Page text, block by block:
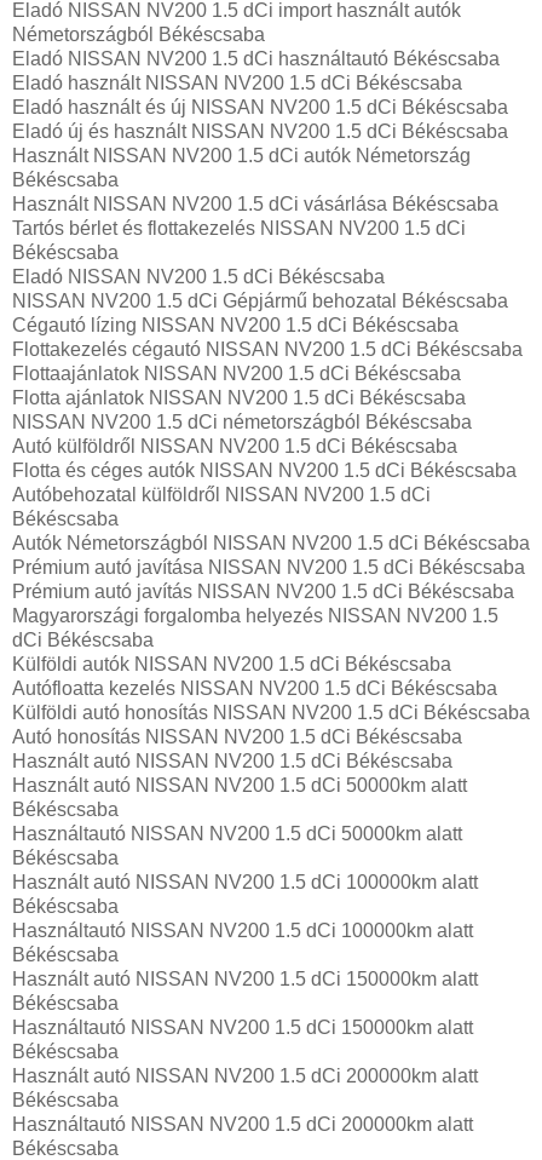
Eladó NISSAN NV200 1.5 dCi import használt autók
Németországból Békéscsaba
Eladó NISSAN NV200 1.5 dCi használtautó Békéscsaba
Eladó használt NISSAN NV200 1.5 dCi Békéscsaba
Eladó használt és új NISSAN NV200 1.5 dCi Békéscsaba
Eladó új és használt NISSAN NV200 1.5 dCi Békéscsaba
Használt NISSAN NV200 1.5 dCi autók Németország
Békéscsaba
Használt NISSAN NV200 1.5 dCi vásárlása Békéscsaba
Tartós bérlet és flottakezelés NISSAN NV200 1.5 dCi
Békéscsaba
Eladó NISSAN NV200 1.5 dCi Békéscsaba
NISSAN NV200 1.5 dCi Gépjármű behozatal‎ Békéscsaba
Cégautó lízing NISSAN NV200 1.5 dCi Békéscsaba
Flottakezelés cégautó NISSAN NV200 1.5 dCi Békéscsaba
Flottaajánlatok NISSAN NV200 1.5 dCi Békéscsaba
Flotta ajánlatok NISSAN NV200 1.5 dCi Békéscsaba
NISSAN NV200 1.5 dCi németországból Békéscsaba
Autó külföldről NISSAN NV200 1.5 dCi Békéscsaba
Flotta és céges autók NISSAN NV200 1.5 dCi Békéscsaba
Autóbehozatal külföldről NISSAN NV200 1.5 dCi
Békéscsaba
Autók Németországból‎ NISSAN NV200 1.5 dCi Békéscsaba
Prémium autó javítása NISSAN NV200 1.5 dCi Békéscsaba
Prémium autó javítás NISSAN NV200 1.5 dCi Békéscsaba
Magyarországi forgalomba helyezés NISSAN NV200 1.5
dCi Békéscsaba
Külföldi autók‎ NISSAN NV200 1.5 dCi Békéscsaba
Autófloatta kezelés NISSAN NV200 1.5 dCi Békéscsaba
Külföldi autó honosítás NISSAN NV200 1.5 dCi Békéscsaba
Autó honosítás NISSAN NV200 1.5 dCi Békéscsaba
Használt autó‎ NISSAN NV200 1.5 dCi Békéscsaba
Használt autó‎ NISSAN NV200 1.5 dCi 50000km alatt
Békéscsaba
Használtautó‎ NISSAN NV200 1.5 dCi 50000km alatt
Békéscsaba
Használt autó‎ NISSAN NV200 1.5 dCi 100000km alatt
Békéscsaba
Használtautó‎ NISSAN NV200 1.5 dCi 100000km alatt
Békéscsaba
Használt autó‎ NISSAN NV200 1.5 dCi 150000km alatt
Békéscsaba
Használtautó‎ NISSAN NV200 1.5 dCi 150000km alatt
Békéscsaba
Használt autó‎ NISSAN NV200 1.5 dCi 200000km alatt
Békéscsaba
Használtautó‎ NISSAN NV200 1.5 dCi 200000km alatt
Békéscsaba